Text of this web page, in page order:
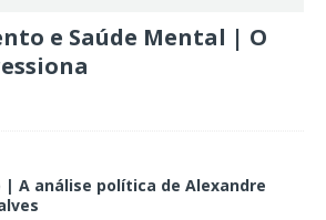
e Saúde Mental | O
| A análise política de Alexandre